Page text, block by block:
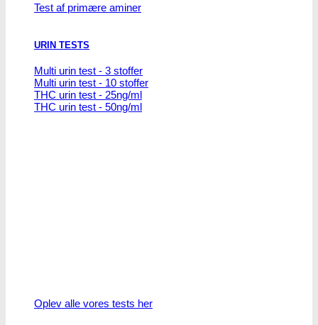
Test af primære aminer
URIN TESTS
Multi urin test - 3 stoffer
Multi urin test - 10 stoffer
THC urin test - 25ng/ml
THC urin test - 50ng/ml
Oplev alle vores tests her